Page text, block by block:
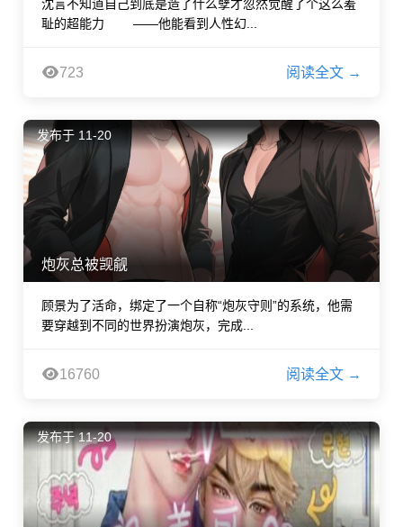
沈言不知道自己到底是造了什么孽才忽然觉醒了个这么羞
耻的超能力 ——他能看到人性幻...
723 阅读全文 →
发布于 11-20
炮灰总被觊觎
顾景为了活命，绑定了一个自称“炮灰守则”的系统，他需
要穿越到不同的世界扮演炮灰，完成...
16760 阅读全文 →
发布于 11-20